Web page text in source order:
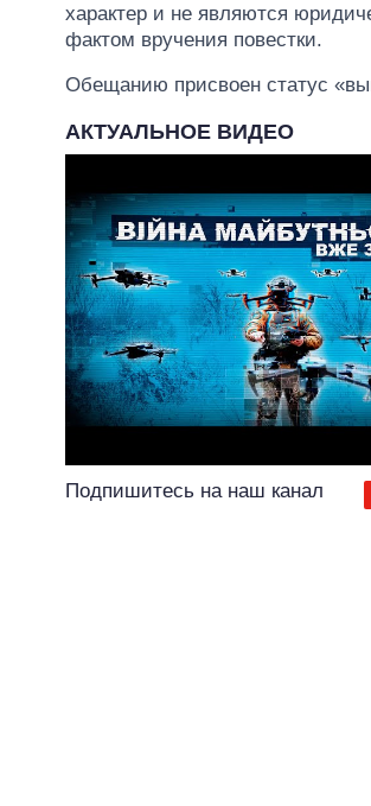
характер и не являются
фактом вручения повестки.
Обещанию присвоен статус
АКТУАЛЬНОЕ ВИДЕО
Подпишитесь на наш канал